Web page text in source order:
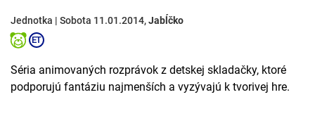
Jednotka | Sobota 11.01.2014,Jabĺčko
Séria animovaných rozprávok z detskej skladačky, ktoré
podporujú fantáziu najmenších a vyzývajú k tvorivej hre.